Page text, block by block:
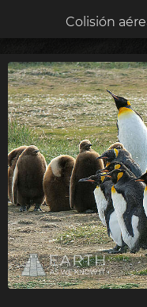
Colisión